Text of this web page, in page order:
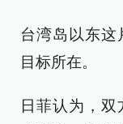
台湾岛以东这
目标所在。
日菲认为，